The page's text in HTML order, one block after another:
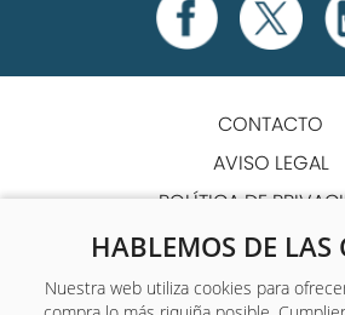
HABLEMOS DE LAS
Nuestra web utiliza cookies para
CONTACTO
AVISO LEGAL
POLÍTICA DE
POLÍTICA DE
TÉRMINOS Y